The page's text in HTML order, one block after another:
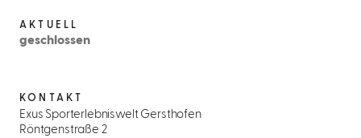
AKTUELL
geschlossen
KONTAKT
Exus Sporterlebniswelt Gersthofen
Röntgenstraße 2